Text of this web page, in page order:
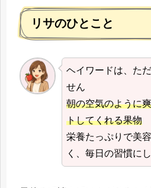
リサのひとこと
ヘイワードは、た
せん
朝の空気のように
トしてくれる果物
栄養たっぷりで美
く、毎日の習慣に